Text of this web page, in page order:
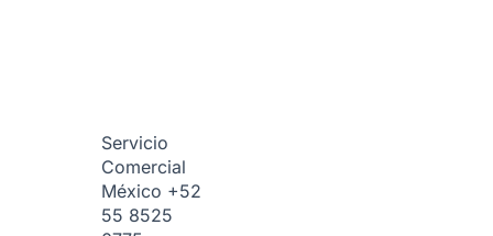
Servicio
Comercial
México +52
55 8525